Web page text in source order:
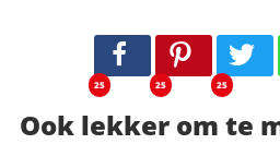
25 25 25
Ook lekker om te